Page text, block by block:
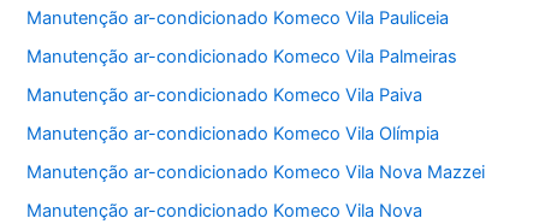
Manutenção ar-condicionado Komeco Vila Pauliceia
Manutenção ar-condicionado Komeco Vila Palmeiras
Manutenção ar-condicionado Komeco Vila Paiva
Manutenção ar-condicionado Komeco Vila Olímpia
Manutenção ar-condicionado Komeco Vila Nova Mazzei
Manutenção ar-condicionado Komeco Vila Nova